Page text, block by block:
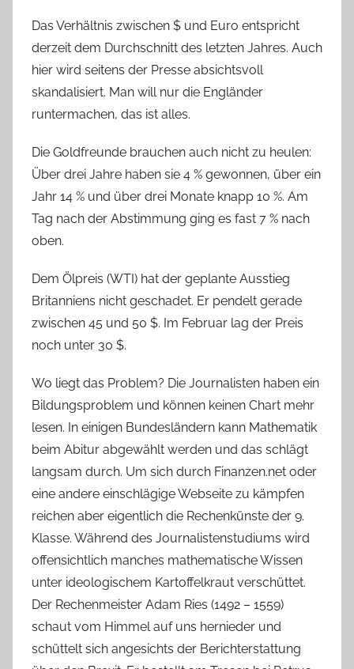
Das Verhältnis zwischen $ und Euro entspricht
derzeit dem Durchschnitt des letzten Jahres. Auch
hier wird seitens der Presse absichtsvoll
skandalisiert. Man will nur die Engländer
runtermachen, das ist alles.
Die Goldfreunde brauchen auch nicht zu heulen:
Über drei Jahre haben sie 4 % gewonnen, über ein
Jahr 14 % und über drei Monate knapp 10 %. Am
Tag nach der Abstimmung ging es fast 7 % nach
oben.
Dem Ölpreis (WTI) hat der geplante Ausstieg
Britanniens nicht geschadet. Er pendelt gerade
zwischen 45 und 50 $. Im Februar lag der Preis
noch unter 30 $.
Wo liegt das Problem? Die Journalisten haben ein
Bildungsproblem und können keinen Chart mehr
lesen. In einigen Bundesländern kann Mathematik
beim Abitur abgewählt werden und das schlägt
langsam durch. Um sich durch Finanzen.net oder
eine andere einschlägige Webseite zu kämpfen
reichen aber eigentlich die Rechenkünste der 9.
Klasse. Während des Journalistenstudiums wird
offensichtlich manches mathematische Wissen
unter ideologischem Kartoffelkraut verschüttet.
Der Rechenmeister Adam Ries (1492 – 1559)
schaut vom Himmel auf uns hernieder und
schüttelt sich angesichts der Berichterstattung